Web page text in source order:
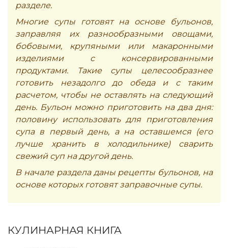
разделе.
Многие супы готовят на основе бульонов,
заправляя их разнообразными овощами,
бобовыми, крупяными или макаронными
изделиями с консервированными
продуктами. Такие супы целесообразнее
готовить незадолго до обеда и с таким
расчетом, чтобы не оставлять на следующий
день. Бульон можно приготовить на два дня:
половину использовать для приготовления
супа в первый день, а на оставшемся (его
лучше хранить в холодильнике) сварить
свежий суп на другой день.
В начале раздела даны рецепты бульонов, на
основе которых готовят заправочные супы.
КУЛИНАРНАЯ КНИГА